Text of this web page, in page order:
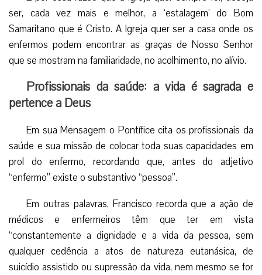
ser, cada vez mais e melhor, a ‘estalagem’ do Bom
Samaritano que é Cristo. A Igreja quer ser a casa onde os
enfermos podem encontrar as graças de Nosso Senhor
que se mostram na familiaridade, no acolhimento, no alívio.
Profissionais da saúde: a vida é sagrada e
pertence a Deus
Em sua Mensagem o Pontífice cita os profissionais da
saúde e sua missão de colocar toda suas capacidades em
prol do enfermo, recordando que, antes do adjetivo
“enfermo” existe o substantivo “pessoa”.
Em outras palavras, Francisco recorda que a ação de
médicos e enfermeiros têm que ter em vista
“constantemente a dignidade e a vida da pessoa, sem
qualquer cedência a atos de natureza eutanásica, de
suicídio assistido ou supressão da vida, nem mesmo se for